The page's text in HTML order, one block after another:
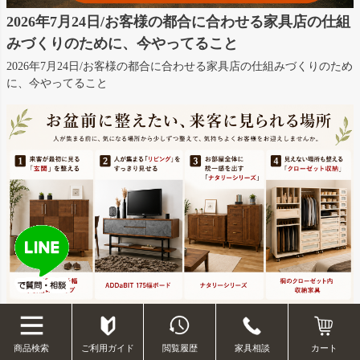
2026年7月24日/お客様の都合に合わせる家具店の仕組
みづくりのために、今やってること
2026年7月24日/お客様の都合に合わせる家具店の仕組みづくりのため
に、今やってること
2026年7月8日/お盆前に整えたい、来客に見られる場所を整える家具
商品検索 ご利用ガイド 閲覧履歴 家具相談 カート